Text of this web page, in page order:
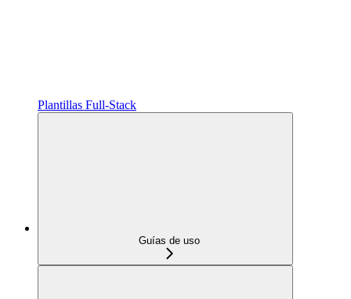
Plantillas Full‑Stack
Guías de uso